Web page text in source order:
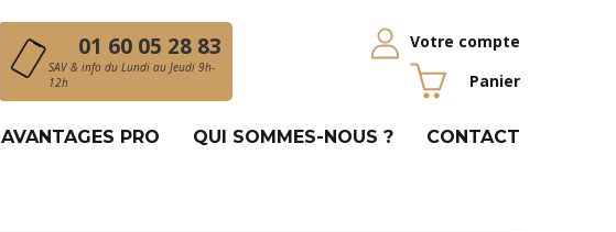
01 60 05 28 83
SAV & info du Lundi au Jeudi 9h-
12h
Votre compte
Panier
AVANTAGES PRO QUI SOMMES-NOUS ? CONTACT